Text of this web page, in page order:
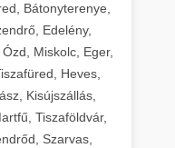
Bátonyterenye,
Edelény,
Miskolc, Eger,
Heves,
Kisújszállás,
Tiszaföldvár,
Szarvas,